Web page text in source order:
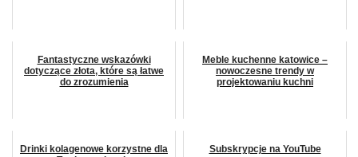
Fantastyczne wskazówki
dotyczące złota, które są łatwe
do zrozumienia
Meble kuchenne katowice –
nowoczesne trendy w
projektowaniu kuchni
Drinki kolagenowe korzystne dla
Subskrypcje na YouTube